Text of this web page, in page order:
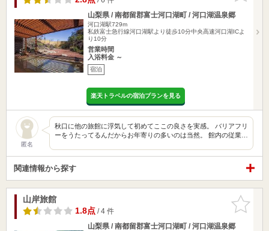
山梨県 / 南都留郡富士河口湖町 / 河口湖温泉郷
河口湖駅729m
私鉄富士急行線河口湖駅より徒歩10分中央高速河口湖ICよ
り10分
営業時間
入浴料金 ～
宿泊
楽天トラベルの宿泊プランを見る
匿名
秋口に他の旅館に浮気して初めてここの良さを実感。 バリアフリ
ーをうたってるんだからお年寄りの多いのは当然。 館内の従業…
関連情報から探す
お気に入
りに追加
山岸旅館
1.8点/ 4 件
山梨県 / 南都留郡富士河口湖町 / 河口湖温泉郷